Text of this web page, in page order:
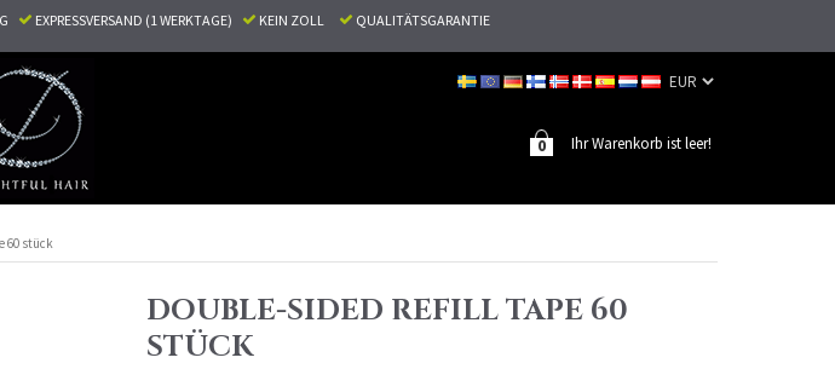
EXPRESSVERSAND (1 WERKTAGE) KEIN ZOLL QUALITÄTSGARANTIE
Ihr Warenkorb ist leer!
0
60 stück
DOUBLE-SIDED REFILL TAPE 60
STÜCK